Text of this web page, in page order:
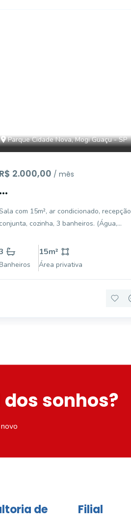
Parque Cidade Nova, Mogi Guaçu - SP
R$ 2.000,00 / mês
...
com 15m², ar condicionado, recepção
conjunta, cozinha, 3 banheiros. (Água,
aluguel)
15m²
Área privativa
sonhos?
de
Filial